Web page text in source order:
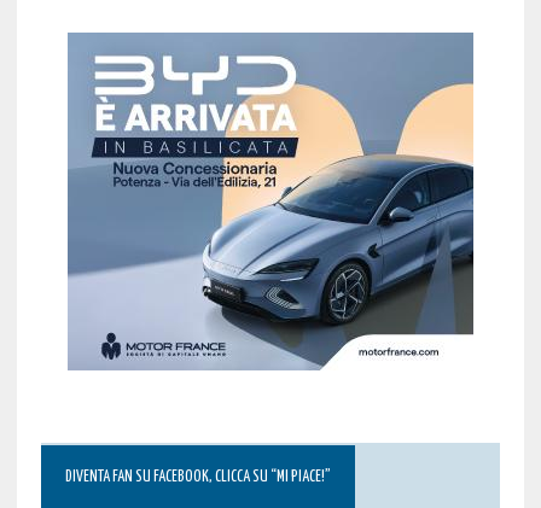
DIVENTA FAN SU FACEBOOK, CLICCA SU “MI PIACE!”